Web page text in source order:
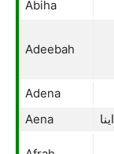
Abiha
Adeebah
Adena
Aena
اینا